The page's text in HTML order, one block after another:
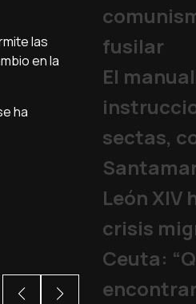
las
en la
ha
fusilar
El
sectas,
León XIV
crisis
Ceuta: